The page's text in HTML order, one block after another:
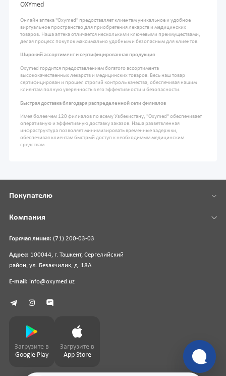
OXYmed
Онлайн аптека "Oxymed" предоставляет клиентам уникальное и удобное
виртуальное пространство для приобретения лекарств и медицинских
товаров. Наша аптека отличается несколькими ключевыми преимуществами,
делая процесс покупок максимально удобным и безопасным для клиентов.
Широкий ассортимент и сертифицированная продукция
Oxymed гордится предоставлением богатого ассортимента
высококачественных лекарств и медицинских товаров. Весь наш товар
сертифицирован и прошел строгий контроль качества, обеспечивая нашим
клиентам полную уверенность в его эффективности и безопасности.
Быстрая доставка благодаря распределенной сети филиалов
Имея более чем 120 филиалов по всему Узбекистану, "Oxymed" обеспечивает
оперативную и эффективную доставку заказов. Наша разветвленная
инфраструктура позволяет минимизировать временные задержки,
обеспечивая клиентам быстрый доступ к необходимым медицинским
средствам
Горячая линия: (71) 200-03-03
Адрес: 100044, г. Ташкент, Сергелийский
район, ул. Безакчилик, д. 18А
E-mail: info@oxymed.uz
Покупателю
Компания
Загрузите в
Google Play
Загрузите в
App Store